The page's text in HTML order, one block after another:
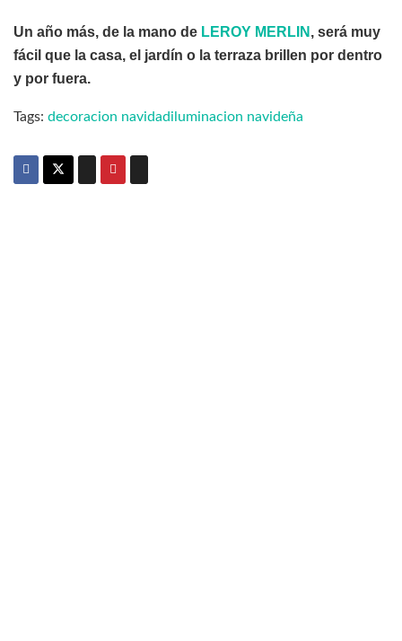
Un año más, de la mano de LEROY MERLIN , será muy
fácil que la casa, el jardín o la terraza brillen por dentro
y por fuera.
Tags: decoracion navidadiluminacion navideña